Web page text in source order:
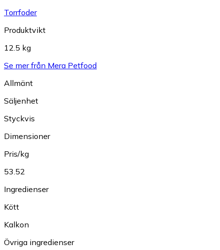
Torrfoder
Produktvikt
12.5 kg
Se mer från Mera Petfood
Allmänt
Säljenhet
Styckvis
Dimensioner
Pris/kg
53.52
Ingredienser
Kött
Kalkon
Övriga ingredienser